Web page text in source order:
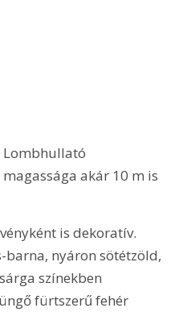
Lombhullató
akár 10 m is
barna, nyáron sötétzöld,
színekben
fürtszerű fehér